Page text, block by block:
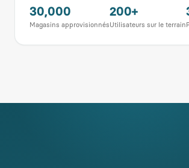
30,000
Magasins approvisionnés
200+
Utilisateurs sur le terrain